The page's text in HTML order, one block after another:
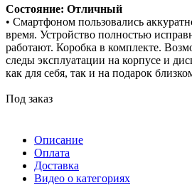
Состояние: Отличный
• Смартфоном пользовались
время. Устройство полностью
работают. Коробка в комплекте.
следы эксплуатации на корпусе и
как для себя, так и на подарок
Под заказ
Описание
Оплата
Доставка
Видео о категориях